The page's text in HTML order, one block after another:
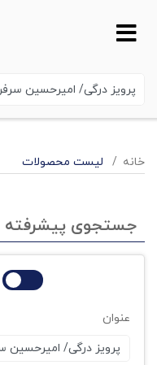
خانه لیست محصولات
جستجوی پیشرفته
عنوان